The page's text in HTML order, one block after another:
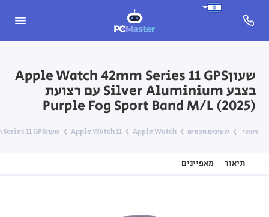
שעוןApple Watch 42mm Series 11 GPS
בצבע Silver Aluminium עם רצועת
Purple Fog Sport Band M/L (2025)
ראשי שעונים חכמים Apple Watch
Apple Watch 11 שעוןApple Watch 42mm Series 11 GPS בצבע Silver Aluminium עם רצועת Purple Fog Sport Band M/L (2025)
תיאור מאפיינים